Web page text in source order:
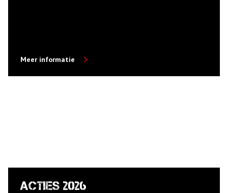
Meer informatie
Acties 2026